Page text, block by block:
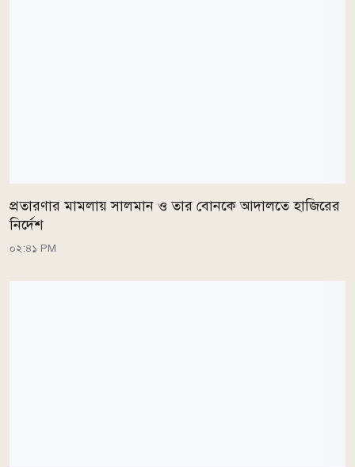
প্রতারণার মামলায় সালমান ও তার বোনকে আদালতে হাজিরের
নির্দেশ
০২:৪১ PM